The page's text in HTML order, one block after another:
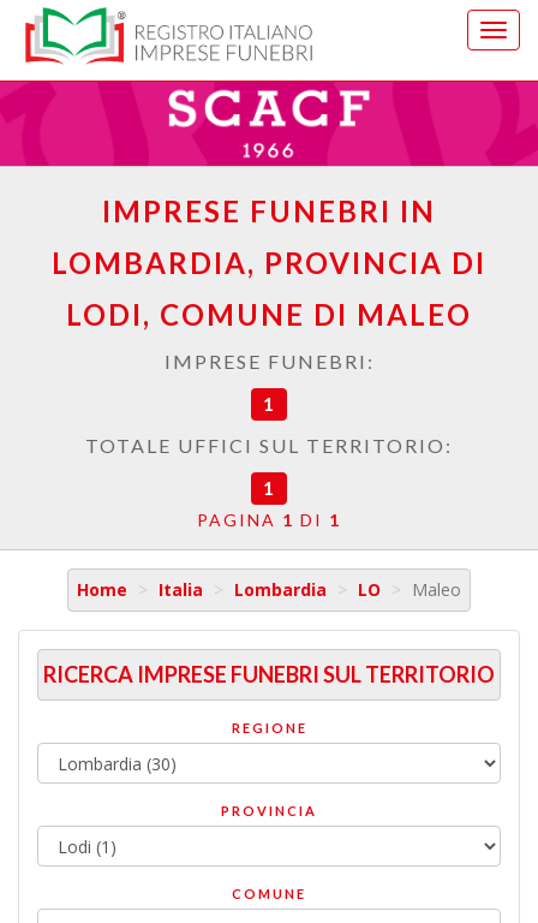
Vai
al
menu
IMPRESE FUNEBRI IN
LOMBARDIA, PROVINCIA DI
LODI, COMUNE DI MALEO
IMPRESE FUNEBRI:
1
TOTALE UFFICI SUL TERRITORIO:
1
PAGINA 1 DI 1
Home Italia Lombardia LO Maleo
RICERCA IMPRESE FUNEBRI SUL TERRITORIO
REGIONE
PROVINCIA
COMUNE